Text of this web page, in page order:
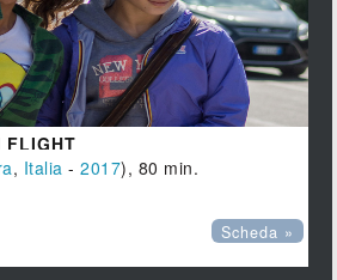
FLIGHT
, Italia -2017), 80 min.
Scheda »